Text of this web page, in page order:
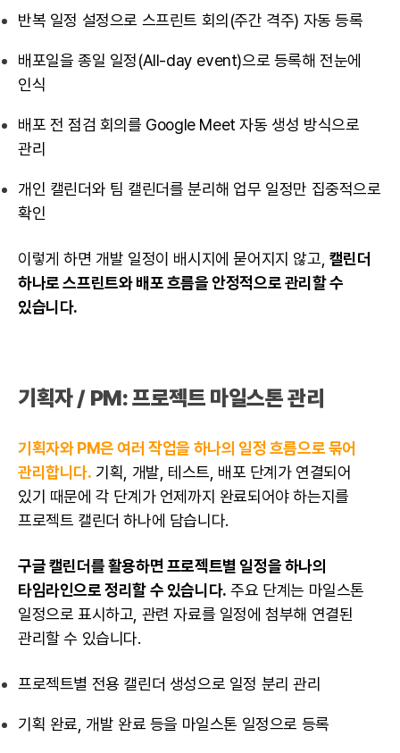
반복 일정 설정으로 스프린트 회의(주간 격주) 자동 등록
배포일을 종일 일정(All-day event)으로 등록해 전눈에
인식
배포 전 점검 회의를 Google Meet 자동 생성 방식으로
관리
개인 캘린더와 팀 캘린더를 분리해 업무 일정만 집중적으로
확인
이렇게 하면 개발 일정이 배시지에 묻어지지 않고, 캘린더
하나로 스프린트와 배포 흐름을 안정적으로 관리할 수
있습니다.
기획자 / PM: 프로젝트 마일스톤관리
기획자와 PM은 여러 작업을 하나의 일정 흐름으로 묶어
관리합니다. 기획, 개발, 테스트, 배포 단계가 연결되어
있기 때문에 각 단계가 언제까지 완료되어야 하는지를
프로젝트 캘린더 하나에 담습니다.
구글 캘린더를 활용하면 프로젝트별 일정을 하나의
타임라인으로 정리할 수 있습니다. 주요 단계는 마일스톤
일정으로 표시하고, 관련 자료를 일정에 첨부해 연결된
관리할 수 있습니다.
프로젝트별 전용 캘린더 생성으로 일정 분리 관리
기획 완료, 개발 완료 등을 마일스톤 일정으로 등록